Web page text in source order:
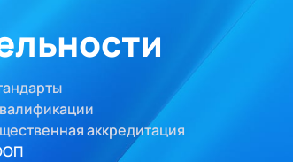
аккредитация